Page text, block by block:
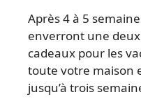
Après 4 à 5
enverront une
cadeaux pour les
toute votre maison
jusqu’à trois